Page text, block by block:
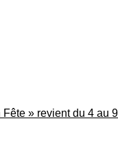
» revient du 4 au